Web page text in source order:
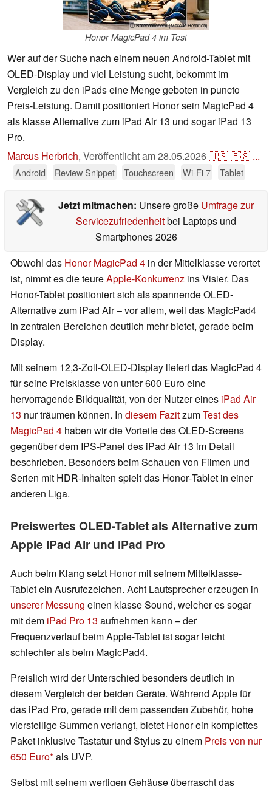
ⓘ Notebookcheck (Marcus Herbrich)
Honor MagicPad 4 im Test
Wer auf der Suche nach einem neuen Android-Tablet mit
OLED-Display und viel Leistung sucht, bekommt im
Vergleich zu den iPads eine Menge geboten in puncto
Preis-Leistung. Damit positioniert Honor sein MagicPad 4
als klasse Alternative zum iPad Air 13 und sogar iPad 13
Pro.
Marcus Herbrich, Veröffentlicht am28.05.2026🇺🇸🇪🇸 ...
Android Review Snippet Touchscreen Wi-Fi 7 Tablet
Jetzt mitmachen: Unsere große Umfrage zur
Servicezufriedenheitbei Laptops und
Smartphones 2026
Obwohl das Honor MagicPad 4 in der Mittelklasse verortet
ist, nimmt es die teureApple-Konkurrenz ins Visier. Das
Honor-Tablet positioniert sich als spannende OLED-
Alternative zum iPad Air – vor allem, weil das MagicPad4
in zentralen Bereichen deutlich mehr bietet, gerade beim
Display.
Mit seinem 12,3‑Zoll‑OLED‑Display liefert das MagicPad 4
für seine Preisklasse von unter 600 Euro eine
hervorragende Bildqualität, von der Nutzer eines iPad Air
13 nur träumen können. In diesem FazitzumTest des
MagicPad 4 haben wir die Vorteile des OLED-Screens
gegenüber dem IPS‑Panel des iPad Air 13 im Detail
beschrieben. Besonders beim Schauen von Filmen und
Serien mit HDR‑Inhalten spielt das Honor‑Tablet in einer
anderen Liga.
Preiswertes OLED-Tablet als Alternative zum
Apple iPad Air und iPad Pro
Auch beim Klang setzt Honor mit seinem Mittelklasse-
Tablet ein Ausrufezeichen. Acht Lautsprecher erzeugen in
unserer Messung einen klasse Sound, welcher es sogar
mit dem iPad Pro 13 aufnehmen kann – der
Frequenzverlauf beim Apple-Tablet ist sogar leicht
schlechter als beim MagicPad4.
Preislich wird der Unterschied besonders deutlich in
diesem Vergleich der beiden Geräte. Während Apple für
das iPad Pro, gerade mit dem passenden Zubehör, hohe
vierstellige Summen verlangt, bietet Honor ein komplettes
Paket inklusive Tastatur und Stylus zu einem Preis von nur
650 Euro als UVP.
Selbst mit seinem wertigen Gehäuse überrascht das